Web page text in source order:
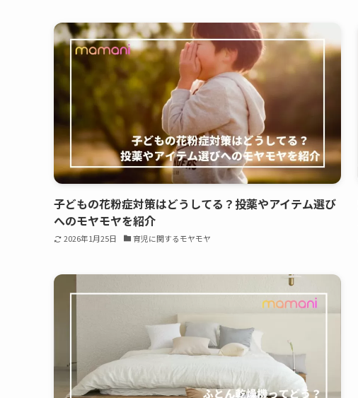
子どもの花粉症対策はどうしてる？投薬やアイテム選び
へのモヤモヤを紹介
2026年1月25日 育児に関するモヤモヤ